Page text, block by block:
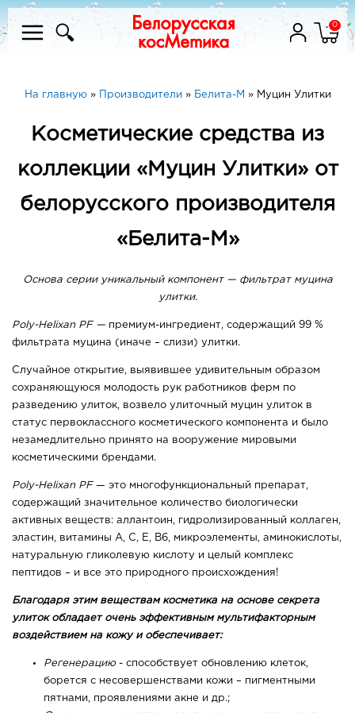
0
На главную» Производители » Белита-М » Муцин Улитки
Косметические средства из
коллекции «Муцин Улитки» от
белорусского производителя
«Белита-М»
Основа серии уникальный компонент — фильтрат муцина
улитки.
Poly-Helixan PF — премиум-ингредиент, содержащий 99 %
фильтрата муцина (иначе – слизи) улитки.
Случайное открытие, выявившее удивительным образом
сохраняющуюся молодость рук работников ферм по
разведению улиток, возвело улиточный муцин улиток в
статус первоклассного косметического компонента и было
незамедлительно принято на вооружение мировыми
косметическими брендами.
Poly-Helixan PF — это многофункциональный препарат,
содержащий значительное количество биологически
активных веществ: аллантоин, гидролизированный коллаген,
эластин, витамины А, С, Е, В6, микроэлементы, аминокислоты,
натуральную гликолевую кислоту и целый комплекс
пептидов – и все это природного происхождения!
Благодаря этим веществам косметика на основе секрета
улиток обладает очень эффективным мультифакторным
воздействием на кожу и обеспечивает:
Регенерацию- способствует обновлению клеток,
борется с несовершенствами кожи – пигментными
пятнами, проявлениями акне и др.;